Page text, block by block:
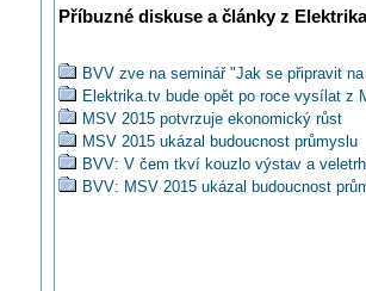
Příbuzné diskuse a články z
BVV zve na seminář "Jak se připravit
Elektrika.tv bude opět po roce vysílat z
MSV 2015 potvrzuje ekonomický růst
MSV 2015 ukázal budoucnost průmyslu
BVV: V čem tkví kouzlo výstav a
BVV: MSV 2015 ukázal budoucnost